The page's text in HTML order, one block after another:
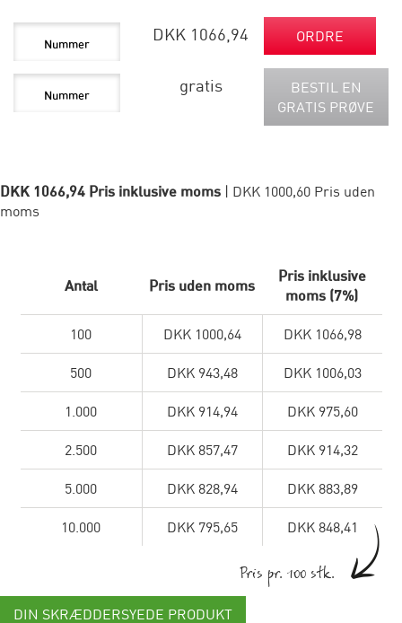
DKK 1066,94 ORDRE
gratis
BESTIL EN
GRATIS PRØVE
DKK 1066,94 Pris inklusive moms | DKK 1000,60 Pris uden
moms
Antal Pris uden moms
Pris inklusive
moms (7%)
100 DKK 1000,64 DKK 1066,98
500 DKK 943,48 DKK 1006,03
1.000 DKK 914,94 DKK 975,60
2.500 DKK 857,47 DKK 914,32
5.000 DKK 828,94 DKK 883,89
10.000 DKK 795,65 DKK 848,41
Pris pr. 100 stk.
DIN SKRÆDDERSYEDE PRODUKT